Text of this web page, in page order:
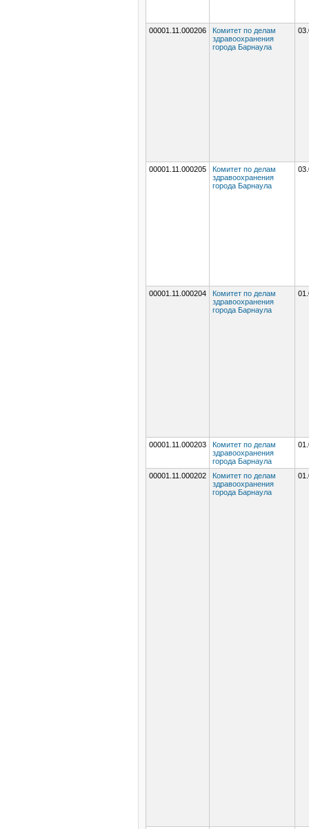
00001.11.000206
Комитет по делам
здравоохранения
города Барнаула
00001.11.000205
Комитет по делам
здравоохранения
города Барнаула
00001.11.000204
Комитет по делам
здравоохранения
города Барнаула
00001.11.000203
Комитет по делам
здравоохранения
города Барнаула
00001.11.000202
Комитет по делам
здравоохранения
города Барнаула